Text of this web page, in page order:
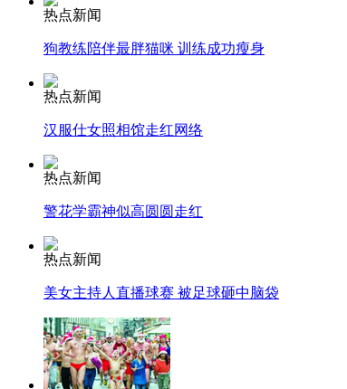
消防员救轻生者 花炮节热闹非凡 减压"枕头大战"
纽约上演“枕头大战”
司机酒驾遇交警 急速倒车逃窜
热点新闻
狗教练陪伴最胖猫咪 训练成功瘦身
热点新闻
汉服仕女照相馆走红网络
热点新闻
警花学霸神似高圆圆走红
热点新闻
美女主持人直播球赛 被足球砸中脑袋